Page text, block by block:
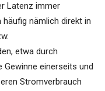
Latenz immer
häufig nämlich direkt in
etwa durch
Gewinne einerseits und
Stromverbrauch